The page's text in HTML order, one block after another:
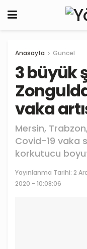
Anasayfa Güncel
3 büyük
vaka
Mersin,
Covid-19 vaka
korkutucu
Yayınlanma Tarihi: 2
2020 - 10:08:06